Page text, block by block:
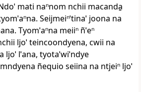
mati naⁿnom nchii macanda̱
Seijmeiⁿˈtinaˈ joona na
Tyomˈaⁿna meiiⁿ ñˈeⁿ
ljoˈ teincoondyena, cwii na
ljoˈ lˈana, tyotaˈwiˈndye
ñequio seiina na ntjeiⁿ ljoˈ